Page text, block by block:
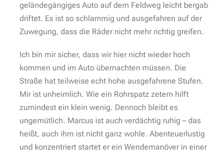
geländegängiges Auto auf dem Feldweg leicht bergab
driftet. Es ist so schlammig und ausgefahren auf der
Zuwegung, dass die Räder nicht mehr richtig greifen.
Ich bin mir sicher, dass wir hier nicht wieder hoch
kommen und im Auto übernachten müssen. Die
Straße hat teilweise echt hohe ausgefahrene Stufen.
Mir ist unheimlich. Wie ein Rohrspatz zetern hilft
zumindest ein klein wenig. Dennoch bleibt es
ungemütlich. Marcus ist auch verdächtig ruhig – das
heißt, auch ihm ist nicht ganz wohle. Abenteuerlustig
und konzentriert startet er ein Wendemanöver in einer